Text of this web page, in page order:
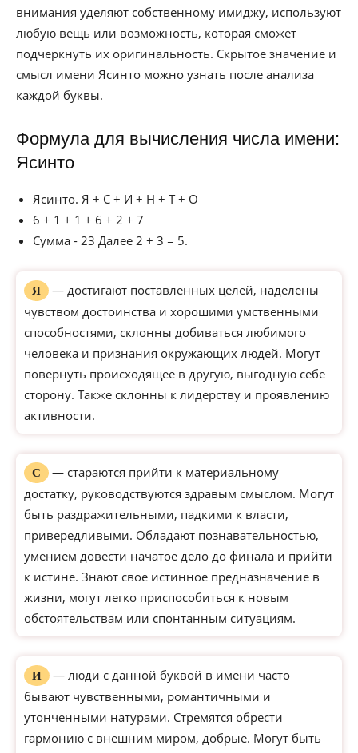
внимания уделяют собственному имиджу, используют
любую вещь или возможность, которая сможет
подчеркнуть их оригинальность. Скрытое значение и
смысл имени Ясинто можно узнать после анализа
каждой буквы.
Формула для вычисления числа имени:
Ясинто
Ясинто. Я + С + И + Н + Т + О
6 + 1 + 1 + 6 + 2 + 7
Сумма - 23 Далее 2 + 3 = 5.
Я
— достигают поставленных целей, наделены
чувством достоинства и хорошими умственными
способностями, склонны добиваться любимого
человека и признания окружающих людей. Могут
повернуть происходящее в другую, выгодную себе
сторону. Также склонны к лидерству и проявлению
активности.
С
— стараются прийти к материальному
достатку, руководствуются здравым смыслом. Могут
быть раздражительными, падкими к власти,
привередливыми. Обладают познавательностью,
умением довести начатое дело до финала и прийти
к истине. Знают свое истинное предназначение в
жизни, могут легко приспособиться к новым
обстоятельствам или спонтанным ситуациям.
И
— люди с данной буквой в имени часто
бывают чувственными, романтичными и
утонченными натурами. Стремятся обрести
гармонию с внешним миром, добрые. Могут быть